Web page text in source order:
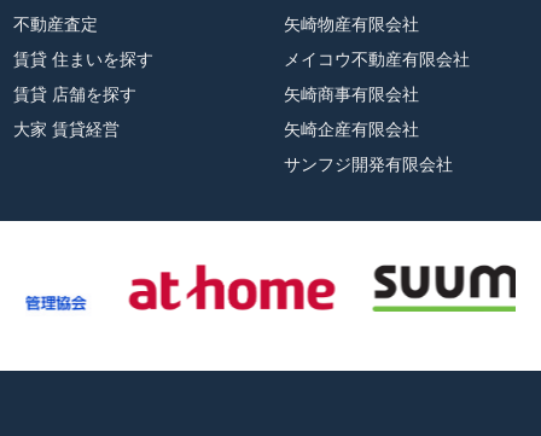
不動産査定
賃貸 住まいを探す
賃貸 店舗を探す
大家 賃貸経営
矢崎物産有限会社
メイコウ不動産有限会社
矢崎商事有限会社
矢崎企産有限会社
サンフジ開発有限会社